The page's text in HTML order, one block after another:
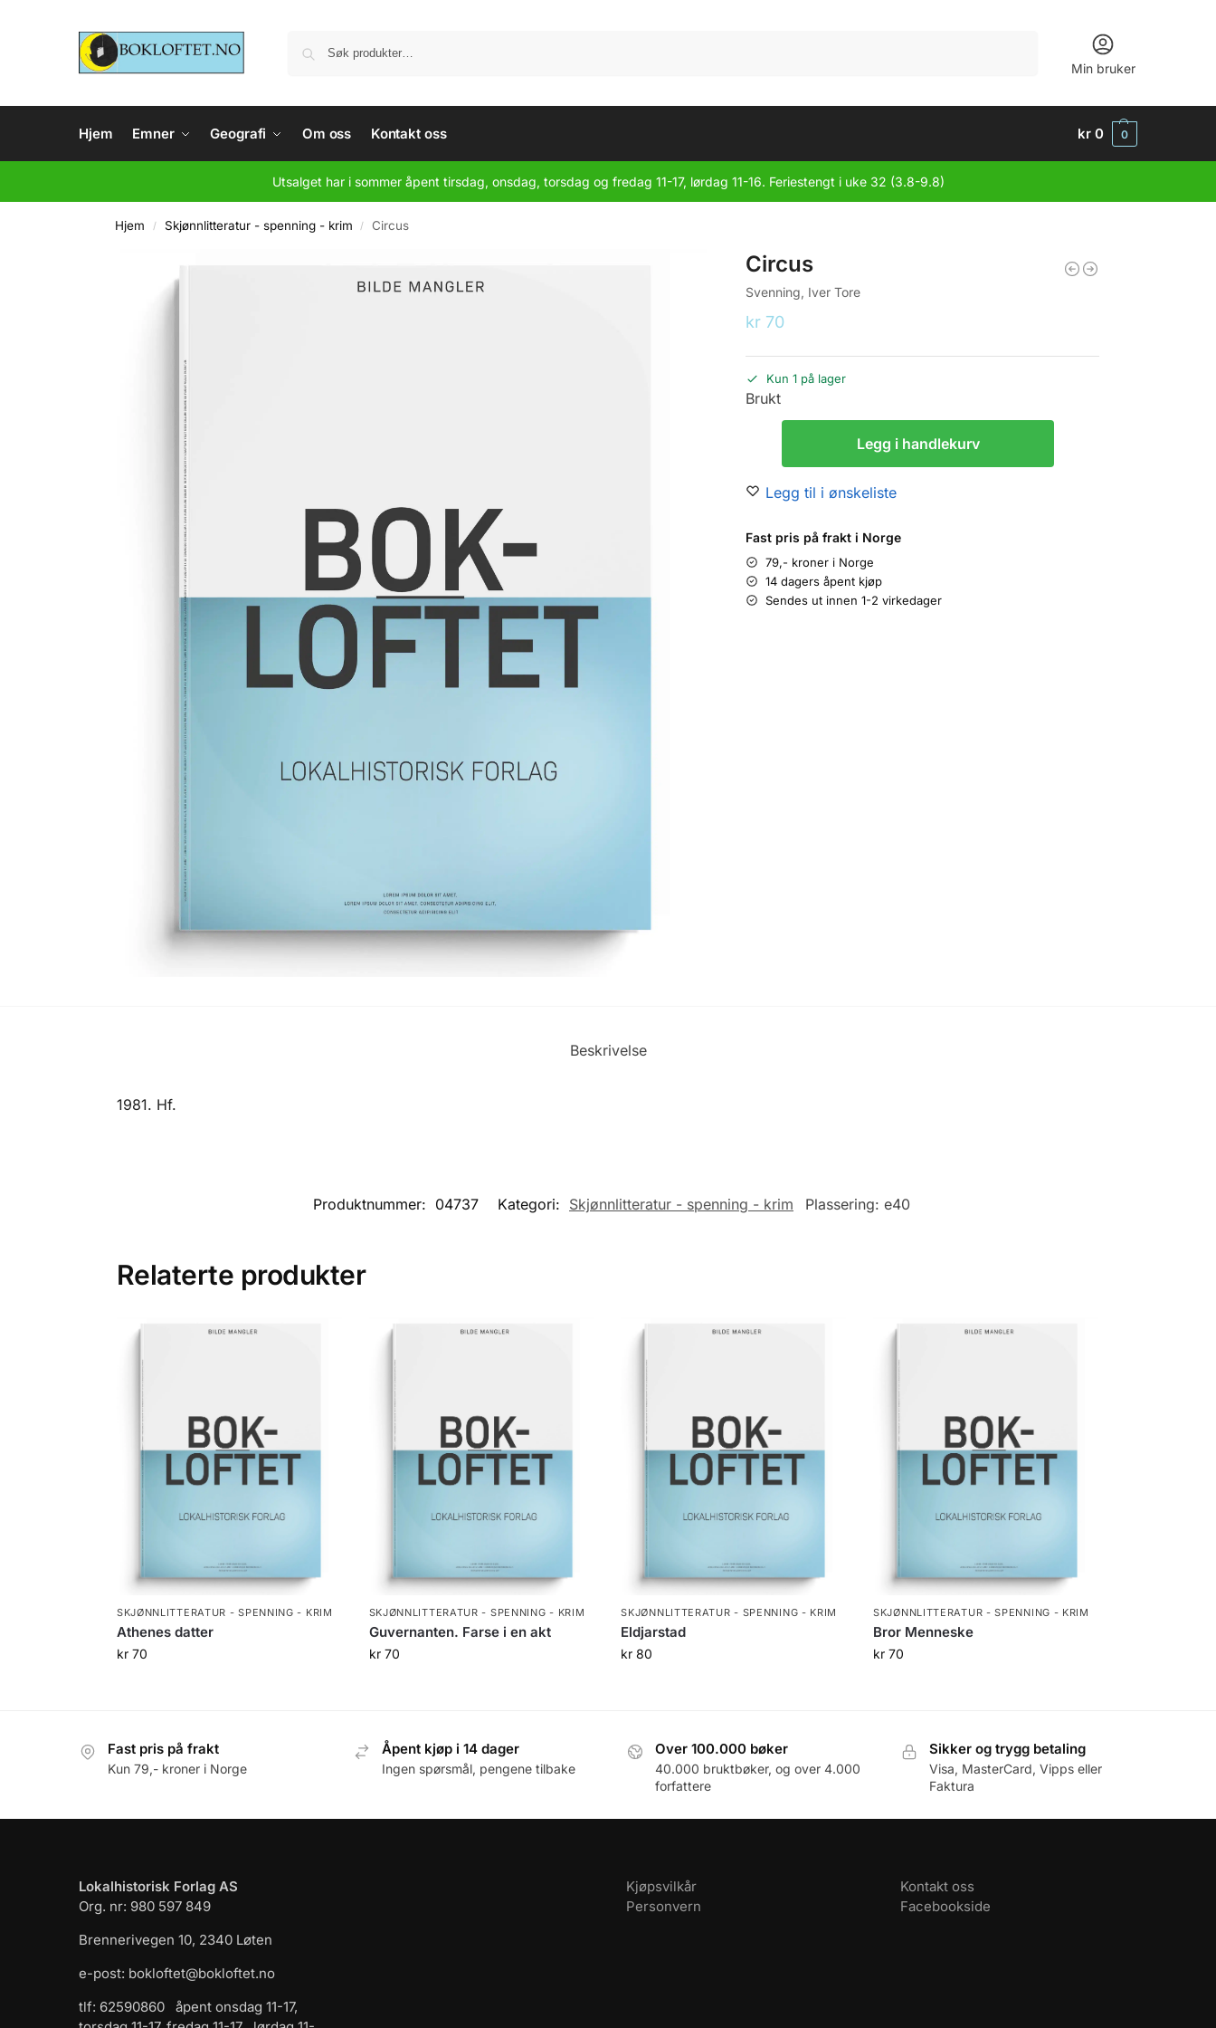
Min bruker
Hjem Emner Geografi Om oss Kontakt oss kr 0 0
Utsalget har i sommer åpent tirsdag, onsdag, torsdag og fredag 11-17, lørdag 11-16. Feriestengt i uke 32 (3.8-9.8)
Hjem / Skjønnlitteratur - spenning - krim / Circus
Circus
Svenning, Iver Tore
kr 70
Kun 1 på lager
Brukt
Legg i handlekurv
Legg til i ønskeliste
Fast pris på frakt i Norge
79,- kroner i Norge
14 dagers åpent kjøp
Sendes ut innen 1-2 virkedager
Beskrivelse
1981. Hf.
Produktnummer: 04737 Kategori: Skjønnlitteratur - spenning - krim Plassering: e40
Relaterte produkter
SKJØNNLITTERATUR - SPENNING - KRIM
Athenes datter
kr70
SKJØNNLITTERATUR - SPENNING - KRIM
Guvernanten. Farse i en akt
kr70
SKJØNNLITTERATUR - SPENNING - KRIM
Eldjarstad
kr 80
SKJØNNLITTERATUR - SPENNING - KRIM
Bror Menneske
kr 70
Fast pris på frakt
Kun 79,- kroner i Norge
Åpent kjøp i 14 dager
Ingen spørsmål, pengene tilbake
Over 100.000 bøker
40.000 bruktbøker, og over 4.000
forfattere
Sikker og trygg betaling
Visa, MasterCard, Vipps eller
Faktura
Lokalhistorisk Forlag AS
Org. nr: 980 597 849
Brennerivegen 10, 2340 Løten
e-post: bokloftet@bokloftet.no
tlf: 62590860 åpent onsdag 11-17,
Kjøpsvilkår
Personvern
Kontakt oss
Facebookside